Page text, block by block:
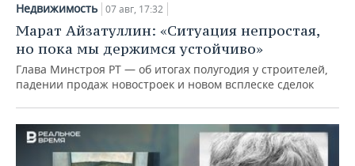
Недвижимость 07 авг, 17:32
Марат Айзатуллин: «Ситуация непростая,
но пока мы держимся устойчиво»
Глава Минстроя РТ — об итогах полугодия у строителей,
падении продаж новостроек и новом всплеске сделок